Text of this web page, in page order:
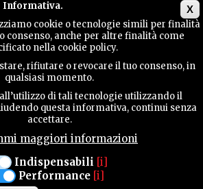
X
Informativa.
cookie o tecnologie simili per finalità
consenso, anche per altre finalità come
nella cookie policy.
rifiutare o revocare il tuo consenso, in
qualsiasi momento.
di tali tecnologie utilizzando il
questa informativa, continui senza
accettare.
maggiori informazioni
Indispensabili [i]
Performance [i]
GENNAIO 2016
IL SUO